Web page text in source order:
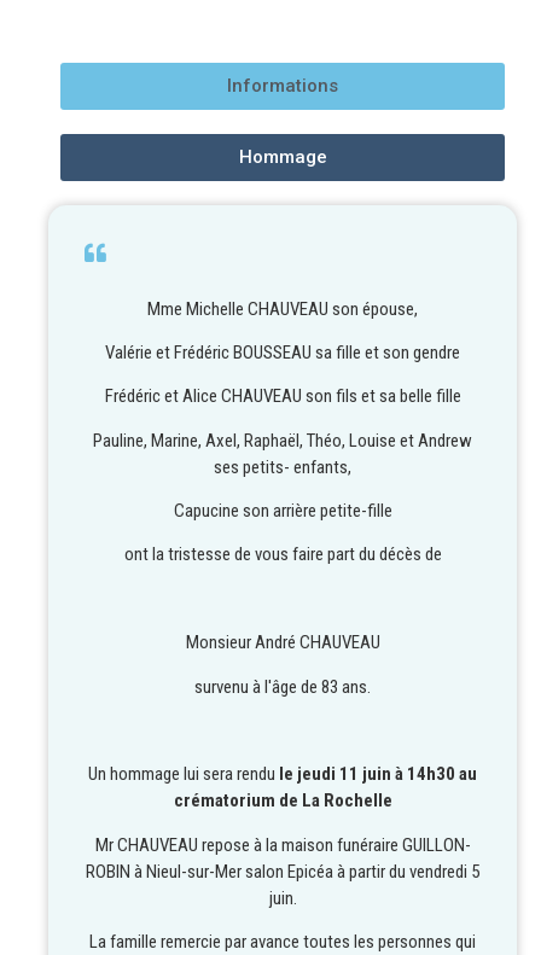
Informations
Hommage
Mme Michelle CHAUVEAU son épouse,
Valérie et Frédéric BOUSSEAU sa fille et son gendre
Frédéric et Alice CHAUVEAU son fils et sa belle fille
Pauline, Marine, Axel, Raphaël, Théo, Louise et Andrew
ses petits- enfants,
Capucine son arrière petite-fille
ont la tristesse de vous faire part du décès de
Monsieur André CHAUVEAU
survenu à l'âge de 83 ans.
Un hommage lui sera rendu le jeudi 11 juin à 14h30 au
crématorium de La Rochelle
Mr CHAUVEAU repose à la maison funéraire GUILLON-
ROBIN à Nieul-sur-Mer salon Epicéa à partir du vendredi 5
juin.
La famille remercie par avance toutes les personnes qui